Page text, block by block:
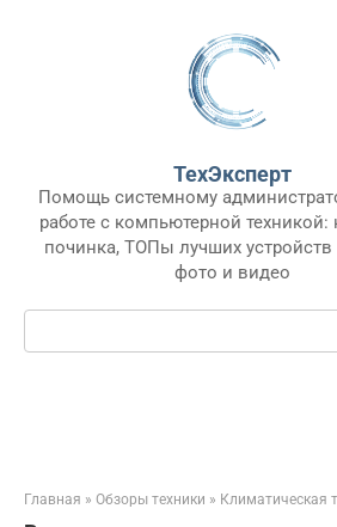
ТехЭксперт
Помощь системному
работе с компьютерной техникой:
починка, ТОПы лучших
фото и видео
Поиск:
Главная » Обзоры техники » Климатическая